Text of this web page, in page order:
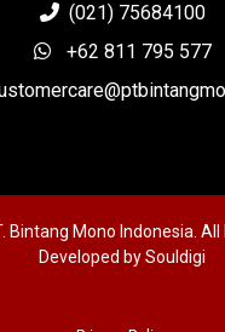
(021) 75684100
+62 811 795 577
Bintang Mono Indonesia. All
Developed bySouldigi